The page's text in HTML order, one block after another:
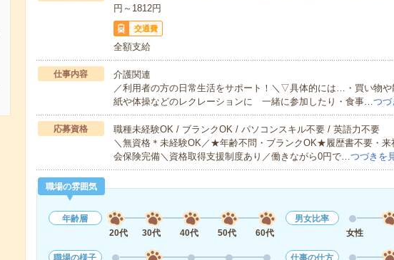
円～1812円
交通費
全額支給
仕事内容
介護関連
／利用者の方の日常生活をサポート！＼▽具体的には…・買い物や
紙や体操などのレクレーションに 一緒に参加したり・食事…つづ
応募資格
職種未経験OK / ブランクOK / パソコンスキル不要 / 英語力不要
＼無資格＊未経験OK／★年齢不問・ブランクOK★履歴書不要・
会保険完備＼資格取得支援制度あり／働きながら0円で…つづきを
職場の雰囲気
年齢層
20代
30代 40代 50代 60代
男女比率
女性
職場の様子
仕事の仕方